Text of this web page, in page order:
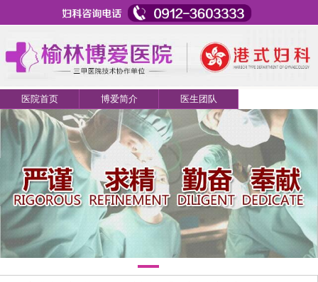
医院首页 博爱简介 医生团队